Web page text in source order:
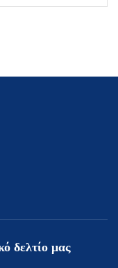
δελτίο μας